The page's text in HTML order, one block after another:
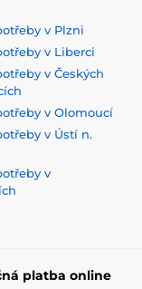
v Plzni
v Liberci
v Českých
v Olomoucí
v Ústí n.
v
platba online